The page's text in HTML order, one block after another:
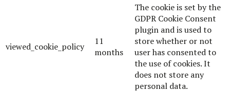
viewed_cookie_policy
11
months
The cookie is set by the
GDPR Cookie Consent
plugin and is used to
store whether or not
user has consented to
the use of cookies. It
does not store any
personal data.